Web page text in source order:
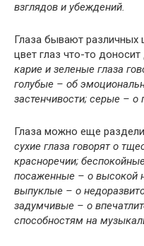
взглядов и убеждений.
Глаза бывают различных
цвет глаз что-то
карие и зеленые глаза
голубые – об
застенчивости; серые – о
Глаза можно еще
сухие глаза говорят о
красноречии;
посаженные – о высокой
выпуклые – о
задумчивые – о
способностям на